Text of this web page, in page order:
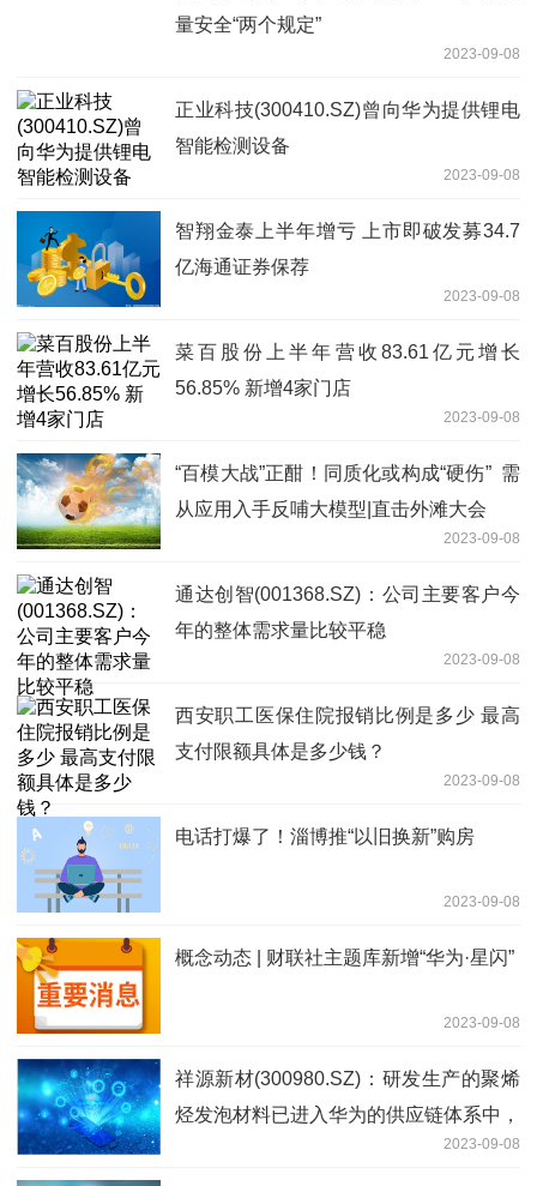
量安全“两个规定”
2023-09-08
正业科技(300410.SZ)曾向华为提供锂电
智能检测设备
2023-09-08
智翔金泰上半年增亏 上市即破发募34.7
亿海通证券保荐
2023-09-08
菜百股份上半年营收83.61亿元增长
56.85% 新增4家门店
2023-09-08
“百模大战”正酣！同质化或构成“硬伤” 需
从应用入手反哺大模型|直击外滩大会
2023-09-08
通达创智(001368.SZ)：公司主要客户今
年的整体需求量比较平稳
2023-09-08
西安职工医保住院报销比例是多少 最高
支付限额具体是多少钱？
2023-09-08
电话打爆了！淄博推“以旧换新”购房
2023-09-08
概念动态 | 财联社主题库新增“华为·星闪”
2023-09-08
祥源新材(300980.SZ)：研发生产的聚烯
烃发泡材料已进入华为的供应链体系中，
2023-09-08